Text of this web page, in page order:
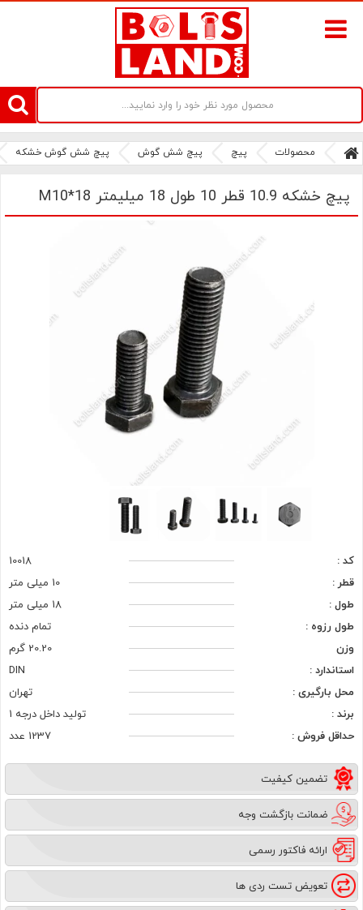
سامانه آنلاین فروش پیچ و مهره های صنعتی بولتز لند | سرزمین پیچ
محصولات پیچ پیچ شش گوش پیچ شش گوش خشکه
پیچ خشکه 10.9 قطر 10 طول 18 میلیمتر M10*18
کد :
10018
قطر :
10 میلی متر
طول :
18 میلی متر
طول رزوه :
تمام دنده
وزن
20.20 گرم
استاندارد :
DIN
محل بارگیری :
تهران
برند :
تولید داخل درجه 1
حداقل فروش :
1237 عدد
تضمین کیفیت
ضمانت بازگشت وجه
ارائه فاکتور رسمی
تعویض تست ردی ها